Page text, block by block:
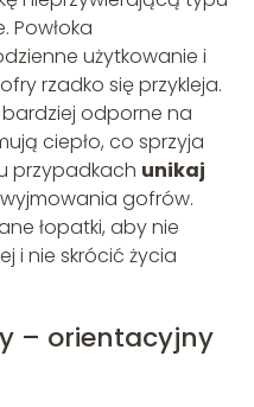
Powłoka
użytkowanie i
rzadko się przykleja.
bardziej odporne na
ciepło, co sprzyja
przypadkach unikaj
gofrów.
łopatki, aby nie
i nie skrócić życia
– orientacyjny